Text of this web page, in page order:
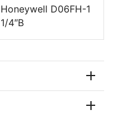
Honeywell D06FH-1
1/4″B